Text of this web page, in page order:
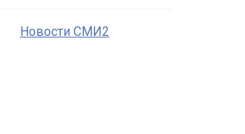
Новости СМИ2